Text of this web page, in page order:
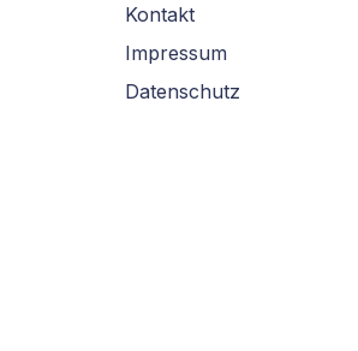
Kontakt
Impressum
Datenschutz